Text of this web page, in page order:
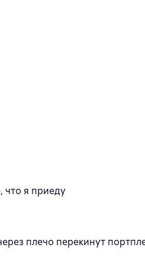
что я приеду
плечо перекинут